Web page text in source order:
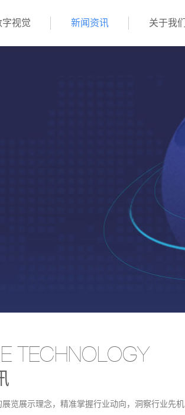
字视觉 新闻资讯 关于我们
TECHNOLOGY
览展示理念，精准掌握行业动向，洞察行业先机